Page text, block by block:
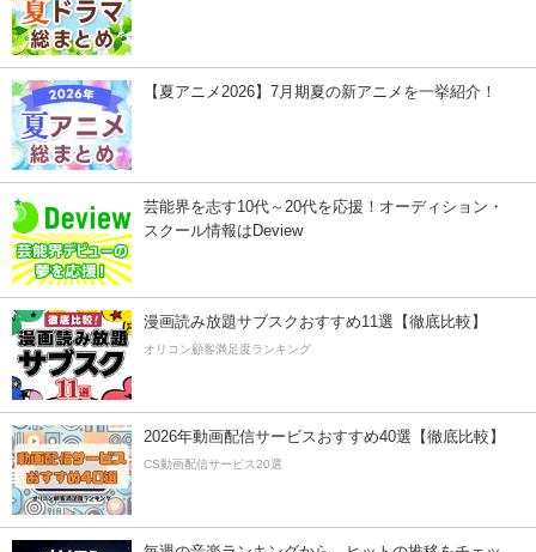
【夏アニメ2026】7月期夏の新アニメを一挙紹介！
芸能界を志す10代～20代を応援！オーディション・
スクール情報はDeview
漫画読み放題サブスクおすすめ11選【徹底比較】
オリコン顧客満足度ランキング
2026年動画配信サービスおすすめ40選【徹底比較】
CS動画配信サービス20選